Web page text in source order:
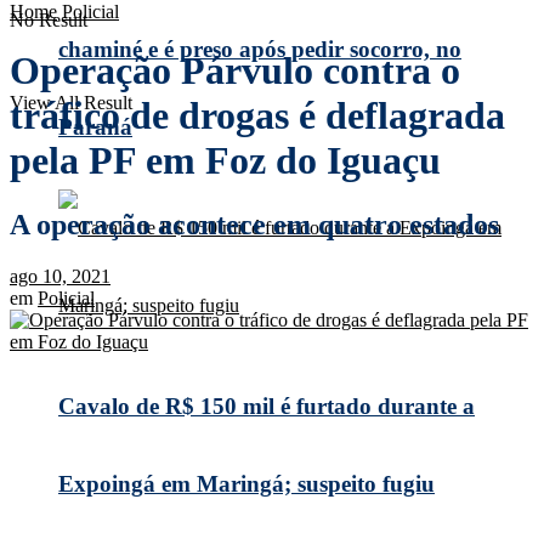
chaminé e é preso após pedir socorro, no
Paraná
Cavalo de R$ 150 mil é furtado durante a
Expoingá em Maringá; suspeito fugiu
No Result
View All Result
Home Policial
Operação Párvulo contra o
tráfico de drogas é deflagrada
pela PF em Foz do Iguaçu
A operação acontece em quatro estados
ago 10, 2021
em Policial